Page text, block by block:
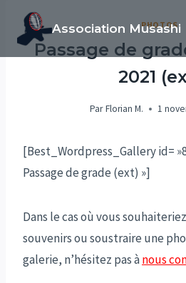
contenu
Association Musashi
PHOTOS
Passage de
2021
Par Florian M. 1
[Best_Wordpress_Gallery id=
Passage de grade (ext) »]
Dans le cas où vous
souvenirs ou soustraire une
galerie, n’hésitez pas ànous